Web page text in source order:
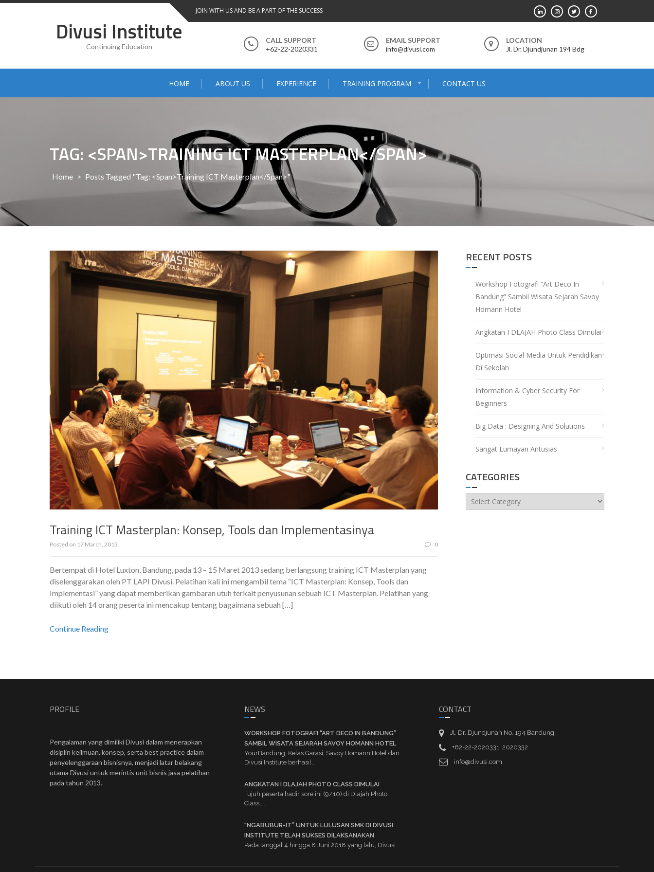
Skip
JOIN WITH US AND BE A PART OF THE SUCCESS
Divusi Institute
Continuing Education
CALL SUPPORT
+62-22-2020331
EMAIL SUPPORT
info@divusi.com
LOCATION
Jl. Dr. Djundjunan 194 Bdg
HOME ABOUT US EXPERIENCE TRAINING PROGRAM CONTACT US
TAG: <SPAN>TRAINING ICT MASTERPLAN</SPAN>
Home > Posts Tagged "Tag: <span>Training ICT Masterplan</span>"
Training ICT Masterplan: Konsep, Tools dan Implementasinya
Posted on 17 March, 2013 0
Bertempat di Hotel Luxton, Bandung, pada 13 – 15 Maret 2013 sedang berlangsung training ICT Masterplan yang
diselenggarakan oleh PT LAPI Divusi. Pelatihan kali ini mengambil tema “ICT Masterplan: Konsep, Tools dan
Implementasi” yang dapat memberikan gambaran utuh terkait penyusunan sebuah ICT Masterplan. Pelatihan yang
diikuti oleh 14 orang peserta ini mencakup tentang bagaimana sebuah […]
Continue Reading
RECENT POSTS
Workshop Fotografi “Art Deco In
Bandung” Sambil Wisata Sejarah Savoy
Homann Hotel
Angkatan I DLAJAH Photo Class Dimulai
Optimasi Social Media Untuk Pendidikan
Di Sekolah
Information & Cyber Security For
Beginners
Big Data : Designing And Solutions
Sangat Lumayan Antusias
CATEGORIES
Categories
PROFILE
Pengalaman yang dimiliki Divusi dalam menerapkan
disiplin keilmuan, konsep, serta best practice dalam
penyelenggaraan bisnisnya, menjadi latar belakang
utama Divusi untuk merintis unit bisnis jasa pelatihan
pada tahun 2013.
NEWS
WORKSHOP FOTOGRAFI “ART DECO IN BANDUNG”
SAMBIL WISATA SEJARAH SAVOY HOMANN HOTEL
YourBandung, Kelas Garasi, Savoy Homann Hotel dan
Divusi Institute berhasil...
ANGKATAN I DLAJAH PHOTO CLASS DIMULAI
Tujuh peserta hadir sore ini (9/10) di Dlajah Photo
Class,...
“NGABUBUR-IT” UNTUK LULUSAN SMK DI DIVUSI
INSTITUTE TELAH SUKSES DILAKSANAKAN
Pada tanggal 4 hingga 8 Juni 2018 yang lalu, Divusi...
CONTACT
Jl. Dr. Djundjunan No. 194 Bandung
+62-22-2020331, 2020332
info@divusi.com